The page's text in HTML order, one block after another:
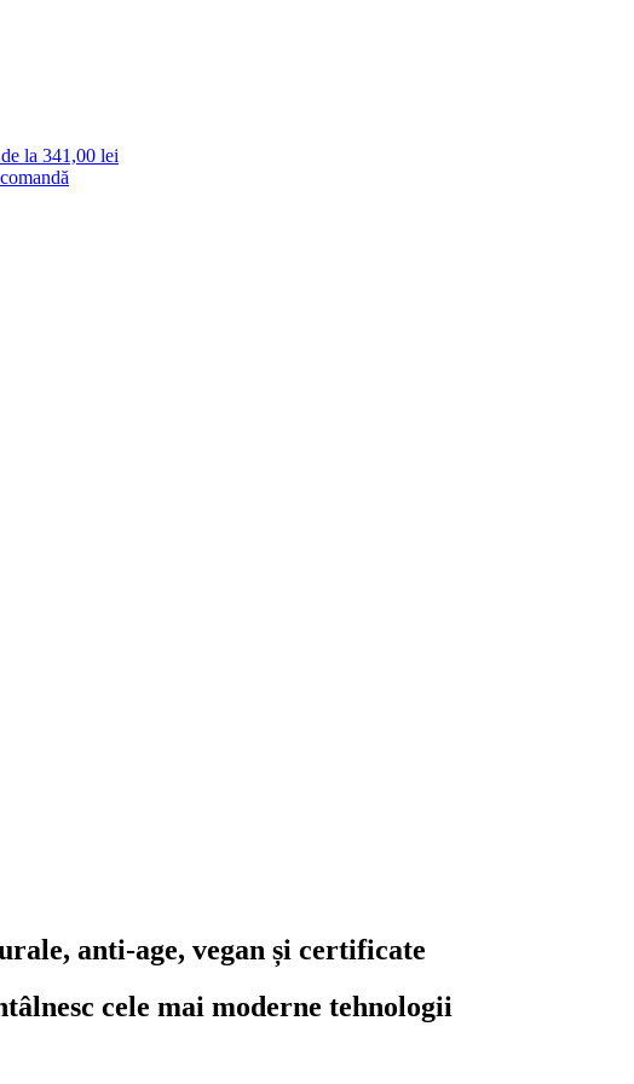
de la 341,00 lei
anti-age, vegan și certificate
cele mai moderne tehnologii